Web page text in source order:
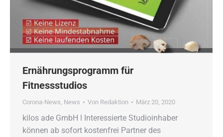
Ernährungsprogramm für
Fitnessstudios
Corona-News News Von Redaktion März 20, 2020
kilos ade GmbH ǀ Interessierte Studioinhaber
können ab sofort kostenfrei Partner des